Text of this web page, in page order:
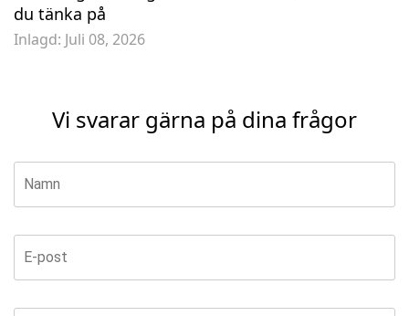
du tänka på
Inlagd: Juli 08, 2026
Vi svarar gärna på dina frågor